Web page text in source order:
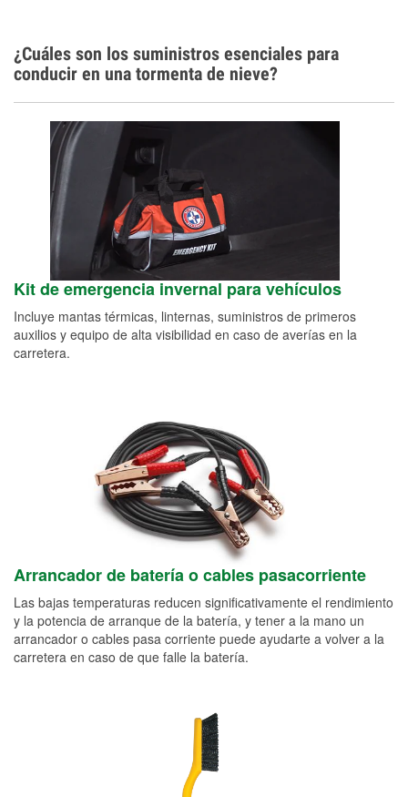
¿Cuáles son los suministros esenciales para
conducir en una tormenta de nieve?
Kit de emergencia invernal para vehículos
Incluye mantas térmicas, linternas, suministros de primeros
auxilios y equipo de alta visibilidad en caso de averías en la
carretera.
Arrancador de batería o cables pasacorriente
Las bajas temperaturas reducen significativamente el rendimiento
y la potencia de arranque de la batería, y tener a la mano un
arrancador o cables pasa corriente puede ayudarte a volver a la
carretera en caso de que falle la batería.